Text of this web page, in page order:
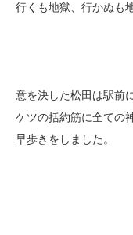
行くも地獄、行かぬも
意を決した松田は駅前
ケツの括約筋に全ての
早歩きをしました。